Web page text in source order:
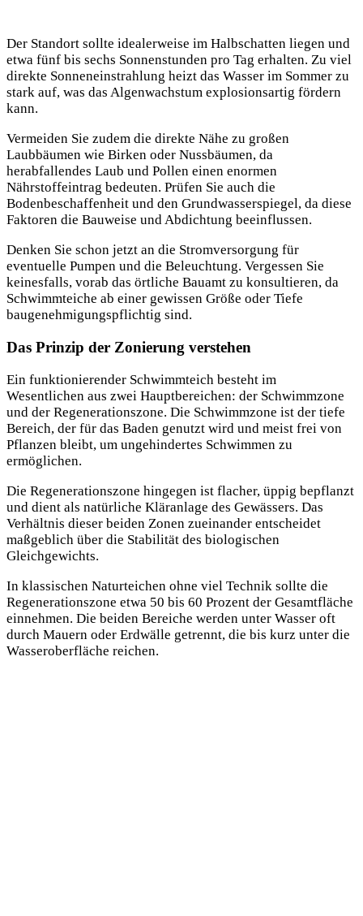
Der Standort sollte idealerweise im Halbschatten liegen und
etwa fünf bis sechs Sonnenstunden pro Tag erhalten. Zu viel
direkte Sonneneinstrahlung heizt das Wasser im Sommer zu
stark auf, was das Algenwachstum explosionsartig fördern
kann.
Vermeiden Sie zudem die direkte Nähe zu großen
Laubbäumen wie Birken oder Nussbäumen, da
herabfallendes Laub und Pollen einen enormen
Nährstoffeintrag bedeuten. Prüfen Sie auch die
Bodenbeschaffenheit und den Grundwasserspiegel, da diese
Faktoren die Bauweise und Abdichtung beeinflussen.
Denken Sie schon jetzt an die Stromversorgung für
eventuelle Pumpen und die Beleuchtung. Vergessen Sie
keinesfalls, vorab das örtliche Bauamt zu konsultieren, da
Schwimmteiche ab einer gewissen Größe oder Tiefe
baugenehmigungspflichtig sind.
Das Prinzip der Zonierung verstehen
Ein funktionierender Schwimmteich besteht im
Wesentlichen aus zwei Hauptbereichen: der Schwimmzone
und der Regenerationszone. Die Schwimmzone ist der tiefe
Bereich, der für das Baden genutzt wird und meist frei von
Pflanzen bleibt, um ungehindertes Schwimmen zu
ermöglichen.
Die Regenerationszone hingegen ist flacher, üppig bepflanzt
und dient als natürliche Kläranlage des Gewässers. Das
Verhältnis dieser beiden Zonen zueinander entscheidet
maßgeblich über die Stabilität des biologischen
Gleichgewichts.
In klassischen Naturteichen ohne viel Technik sollte die
Regenerationszone etwa 50 bis 60 Prozent der Gesamtfläche
einnehmen. Die beiden Bereiche werden unter Wasser oft
durch Mauern oder Erdwälle getrennt, die bis kurz unter die
Wasseroberfläche reichen.